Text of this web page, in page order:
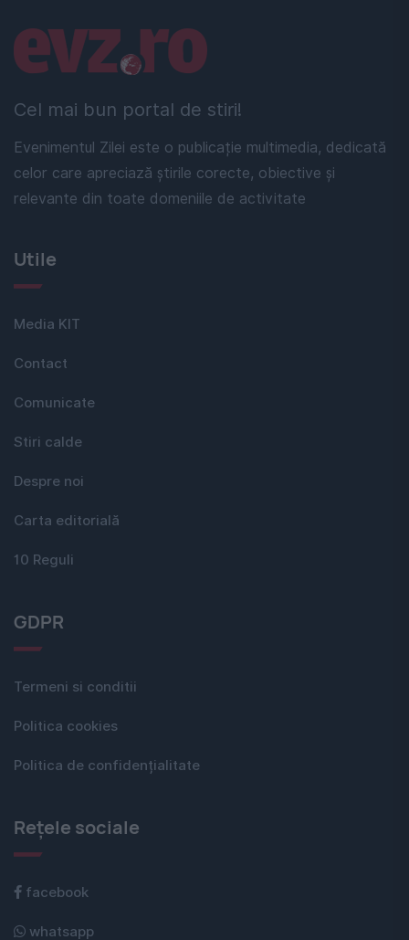
Cel mai bun portal de stiri!
Evenimentul Zilei este o publicație multimedia, dedicată
celor care apreciază știrile corecte, obiective și
relevante din toate domeniile de activitate
Linkuri utile
Utile
Media KIT
Contact
Comunicate
Stiri calde
Despre noi
Carta editorială
10 Reguli
GDPR
Termeni si conditii
Politica cookies
Politica de confidențialitate
Rețele sociale
facebook
whatsapp